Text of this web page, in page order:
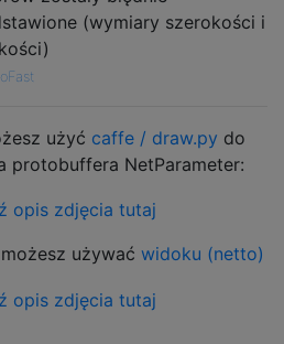
(wymiary szerokości i
użyć caffe / draw.py do
protobuffera NetParameter:
używać widoku (netto)